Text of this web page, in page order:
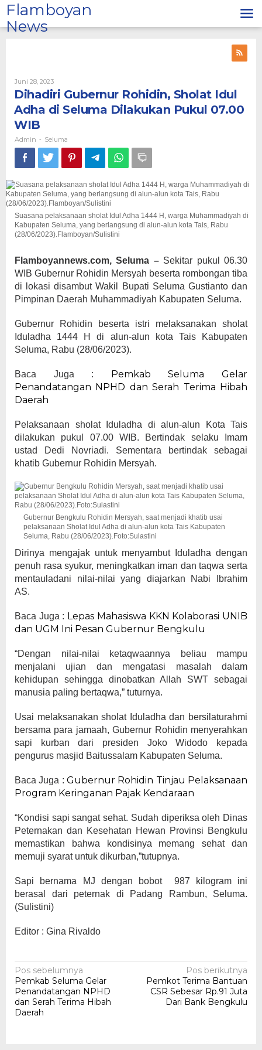
Lewati
ke
konten
Flamboyan
News
Juni 28, 2023Oleh
Admin
Dihadiri Gubernur Rohidin, Sholat Idul
Adha di Seluma Dilakukan Pukul 07.00
WIB
Admin - Seluma
Suasana pelaksanaan sholat Idul Adha 1444 H, warga Muhammadiyah di
Kabupaten Seluma, yang berlangsung di alun-alun kota Tais, Rabu
(28/06/2023).Flamboyan/Sulistini
Flamboyannews.com, Seluma –Sekitar pukul 06.30
WIB Gubernur Rohidin Mersyah beserta rombongan tiba
di lokasi disambut Wakil Bupati Seluma Gustianto dan
Pimpinan Daerah Muhammadiyah Kabupaten Seluma.
Gubernur Rohidin beserta istri melaksanakan sholat
Iduladha 1444 H di alun-alun kota Tais Kabupaten
Seluma, Rabu (28/06/2023).
Baca Juga : Pemkab Seluma Gelar
Penandatangan NPHD dan Serah Terima Hibah
Daerah
Pelaksanaan sholat Iduladha di alun-alun Kota Tais
dilakukan pukul 07.00 WIB. Bertindak selaku Imam
ustad Dedi Novriadi. Sementara bertindak sebagai
khatib Gubernur Rohidin Mersyah.
Gubernur Bengkulu Rohidin Mersyah, saat menjadi khatib usai
pelaksanaan Sholat Idul Adha di alun-alun kota Tais Kabupaten
Seluma, Rabu (28/06/2023).Foto:Sulastini
Dirinya mengajak untuk menyambut Iduladha dengan
penuh rasa syukur, meningkatkan iman dan taqwa serta
mentauladani nilai-nilai yang diajarkan Nabi Ibrahim
AS.
Baca Juga : Lepas Mahasiswa KKN Kolaborasi UNIB
dan UGM Ini Pesan Gubernur Bengkulu
“Dengan nilai-nilai ketaqwaannya beliau mampu
menjalani ujian dan mengatasi masalah dalam
kehidupan sehingga dinobatkan Allah SWT sebagai
manusia paling bertaqwa,” tuturnya.
Usai melaksanakan sholat Iduladha dan bersilaturahmi
bersama para jamaah, Gubernur Rohidin menyerahkan
sapi kurban dari presiden Joko Widodo kepada
pengurus masjid Baitussalam Kabupaten Seluma.
Baca Juga : Gubernur Rohidin Tinjau Pelaksanaan
Program Keringanan Pajak Kendaraan
“Kondisi sapi sangat sehat. Sudah diperiksa oleh Dinas
Peternakan dan Kesehatan Hewan Provinsi Bengkulu
memastikan bahwa kondisinya memang sehat dan
memuji syarat untuk dikurban,”tutupnya.
Sapi bernama MJ dengan bobot 987 kilogram ini
berasal dari peternak di Padang Rambun, Seluma.
(Sulistini)
Editor : Gina Rivaldo
Navigasi
pos
Pos sebelumnya
Pemkab Seluma Gelar
Penandatangan NPHD
dan Serah Terima Hibah
Daerah
Pos berikutnya
Pemkot Terima Bantuan
CSR Sebesar Rp.91 Juta
Dari Bank Bengkulu